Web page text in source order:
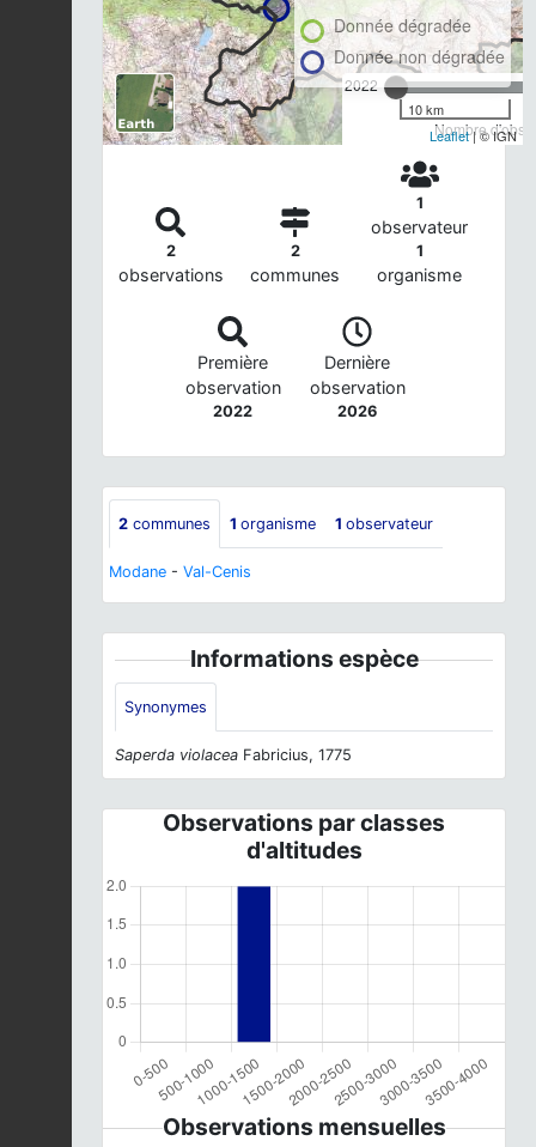
2022
Nombre
Donnée dégradée
Donnée non dégradée
10 km
Leaflet| © IGN
2
observations
2
communes
1
observateur
1
organisme
Première
observation
2022
Dernière
observation
2026
2 communes 1 organisme 1 observateur
Modane - Val-Cenis
Informations espèce
Synonymes
Saperda violacea Fabricius, 1775
Observations par classes
d'altitudes
Observations mensuelles